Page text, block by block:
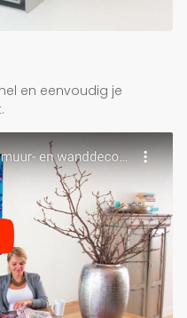
en eenvoudig je